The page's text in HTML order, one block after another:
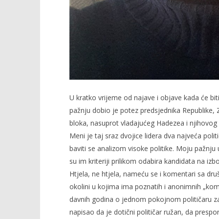
U kratko vrijeme od najave i objave kada će
pažnju dobio je potez predsjednika
bloka, nasuprot vladajućeg Hadezea i
Meni je taj sraz dvojice lidera dva najveća
baviti se analizom visoke politike. Moju
su im kriteriji prilikom odabira kandidata na
Htjela, ne htjela, nameću se i komentari sa
okolini u kojima ima poznatih i anonimnih
davnih godina o jednom pokojnom političaru
napisao da je dotični političar ružan, da